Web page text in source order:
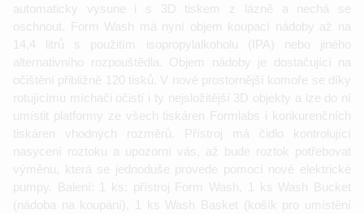
automaticky vysune i s 3D tiskem z lázně a nechá se
oschnout. Form Wash má nyní objem koupací nádoby až na
14,4 litrů s použitím isopropylalkoholu (IPA) nebo jiného
alternativního rozpouštědla. Objem nádoby je dostačující na
očištění přibližně 120 tisků. V nové prostornější komoře se díky
rotujícímu míchači očistí i ty nejsložitější 3D objekty a lze do ní
umístit platformy ze všech tiskáren Formlabs i konkurenčních
tiskáren vhodných rozměrů. Přístroj má čidlo kontrolující
nasycení roztoku a upozorní vás, až bude roztok potřebovat
výměnu, která se jednoduše provede pomocí nové elektrické
pumpy. Balení: 1 ks: přístroj Form Wash, 1 ks Wash Bucket
(nádoba na koupání), 1 ks Wash Basket (košík pro umístění